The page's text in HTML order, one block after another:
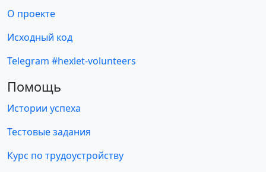
О проекте
Исходный код
Telegram #hexlet-volunteers
Помощь
Истории успеха
Тестовые задания
Курс по трудоустройству